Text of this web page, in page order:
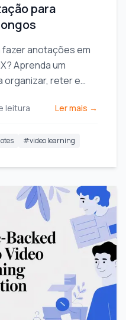
para
fazer anotações em
Aprenda um
organizar, reter e
leitura Ler mais →
#video learning